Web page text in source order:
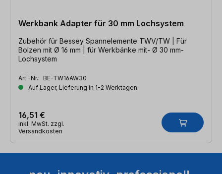
Werkbank Adapter für 30 mm Lochsystem
Zubehör für Bessey Spannelemente TWV/TW | Für
Bolzen mit Ø 16 mm | für Werkbänke mit- Ø 30 mm-
Lochsystem
Art.-Nr.: BE-TW16AW30
Auf Lager, Lieferung in 1-2 Werktagen
16,51 €
inkl. MwSt. zzgl.
Versandkosten